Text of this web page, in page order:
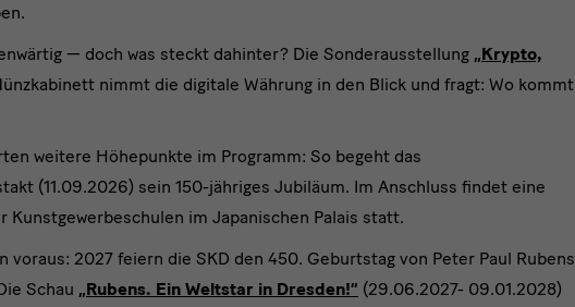
— doch was steckt dahinter? Die Sonderausstellung „Krypto,
nimmt die digitale Währung in den Blick und fragt: Wo kommt
weitere Höhepunkte im Programm: So begeht das
(11.09.2026) sein 150-jähriges Jubiläum. Im Anschluss findet eine
Kunstgewerbeschulen im Japanischen Palais statt.
voraus: 2027 feiern die SKD den 450. Geburtstag von Peter Paul Rubens
Schau „Rubens. Ein Weltstar in Dresden!“ (29.06.2027- 09.01.2028)